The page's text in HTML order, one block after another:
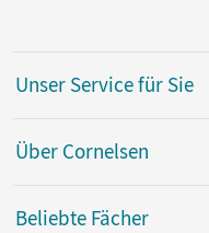
Unser Service für Sie
Über Cornelsen
Beliebte Fächer